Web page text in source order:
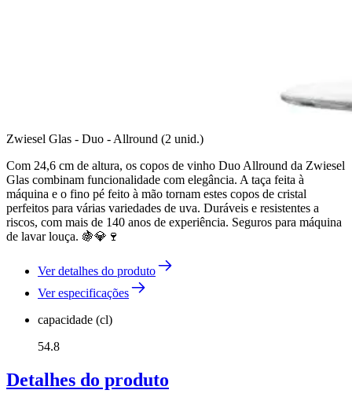
Zwiesel Glas - Duo - Allround (2 unid.)
Com 24,6 cm de altura, os copos de vinho Duo Allround da Zwiesel
Glas combinam funcionalidade com elegância. A taça feita à
máquina e o fino pé feito à mão tornam estes copos de cristal
perfeitos para várias variedades de uva. Duráveis e resistentes a
riscos, com mais de 140 anos de experiência. Seguros para máquina
de lavar louça. 🍇💎🍷
Ver detalhes do produto
Ver especificações
capacidade (cl)
54.8
Detalhes do produto